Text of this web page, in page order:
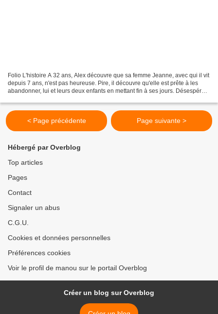
Folio L'histoire A 32 ans, Alex découvre que sa femme Jeanne, avec qui il vit
depuis 7 ans, n'est pas heureuse. Pire, il découvre qu'elle est prête à les
abandonner, lui et leurs deux enfants en mettant fin à ses jours. Désespéré,
< Page précédente Page suivante >
Hébergé par Overblog
Top articles
Pages
Contact
Signaler un abus
C.G.U.
Cookies et données personnelles
Préférences cookies
Voir le profil de manou sur le portail Overblog
Créer un blog sur Overblog